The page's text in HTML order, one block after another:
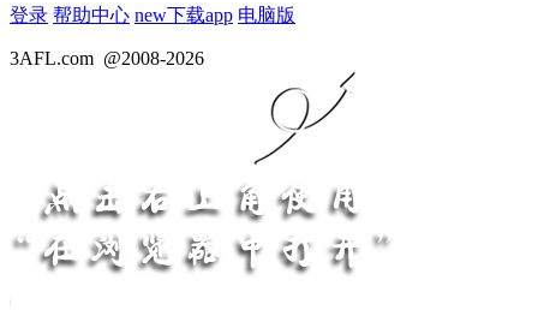
登录 帮助中心 new下载app 电脑版
3AFL.com @2008-2026